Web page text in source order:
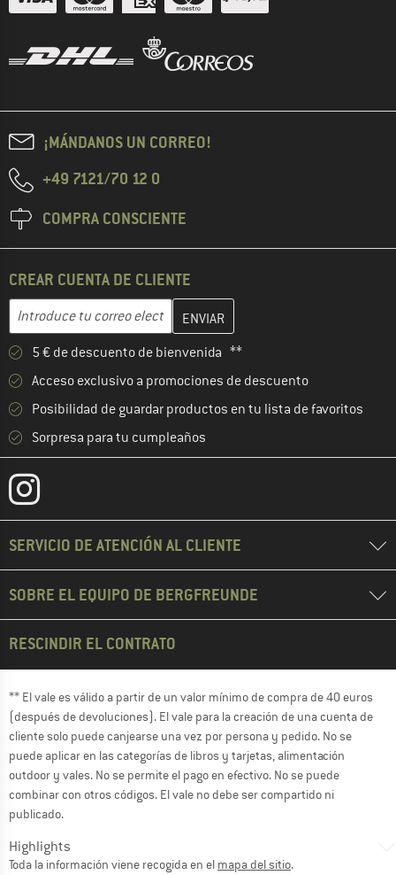
¡MÁNDANOS UN CORREO!
+49 7121/70 12 0
COMPRA CONSCIENTE
CREAR CUENTA DE CLIENTE
Dirección de correo electrónico
Introduce aquí tu dirección de correo electrónico y crea tu
5 € de descuento de bienvenida **
Acceso exclusivo a promociones de descuento
Posibilidad de guardar productos en tu lista de favoritos
Sorpresa para tu cumpleaños
SERVICIO DE ATENCIÓN AL CLIENTE
SOBRE EL EQUIPO DE BERGFREUNDE
RESCINDIR EL CONTRATO
** El vale es válido a partir de un valor mínimo de compra de 40 euros
(después de devoluciones). El vale para la creación de una cuenta de
cliente solo puede canjearse una vez por persona y pedido. No se
puede aplicar en las categorías de libros y tarjetas, alimentación
outdoor y vales. No se permite el pago en efectivo. No se puede
combinar con otros códigos. El vale no debe ser compartido ni
publicado.
Highlights
Toda la información viene recogida en el mapa del sitio.